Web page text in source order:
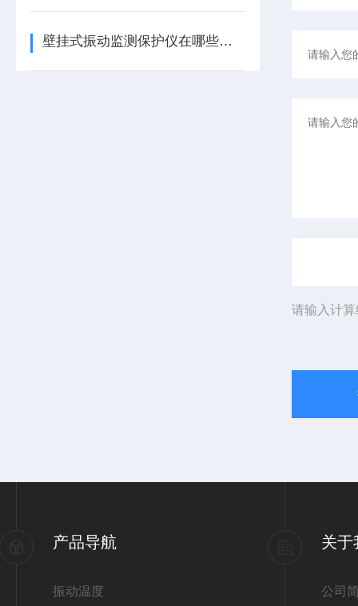
壁挂式振动监测保护仪在哪些领域有广泛应用？
请输入计
产品导航
振动温度
关于
公司